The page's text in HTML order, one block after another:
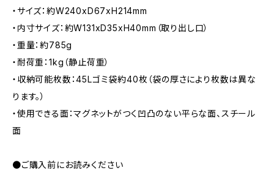
・サイズ：約W240xD67xH214mm
・内寸サイズ：約W131xD35xH40mm（取り出し口）
・重量：約785g
・耐荷重：1kg（静止荷重）
・収納可能枚数：45Lゴミ袋約40枚（袋の厚さにより枚数は異な
ります。）
・使用できる面：マグネットがつく凹凸のない平らな面、スチール
面
●ご購入前にお読みください